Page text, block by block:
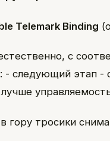
Telemark Binding
с
- следующий этап -
гору тросики